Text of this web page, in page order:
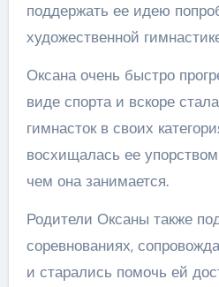
поддержать ее идею
художественной
Оксана очень быстро
виде спорта и вскоре
гимнасток в своих
восхищалась ее
чем она занимается.
Родители Оксаны также
соревнованиях,
и старались помочь ей